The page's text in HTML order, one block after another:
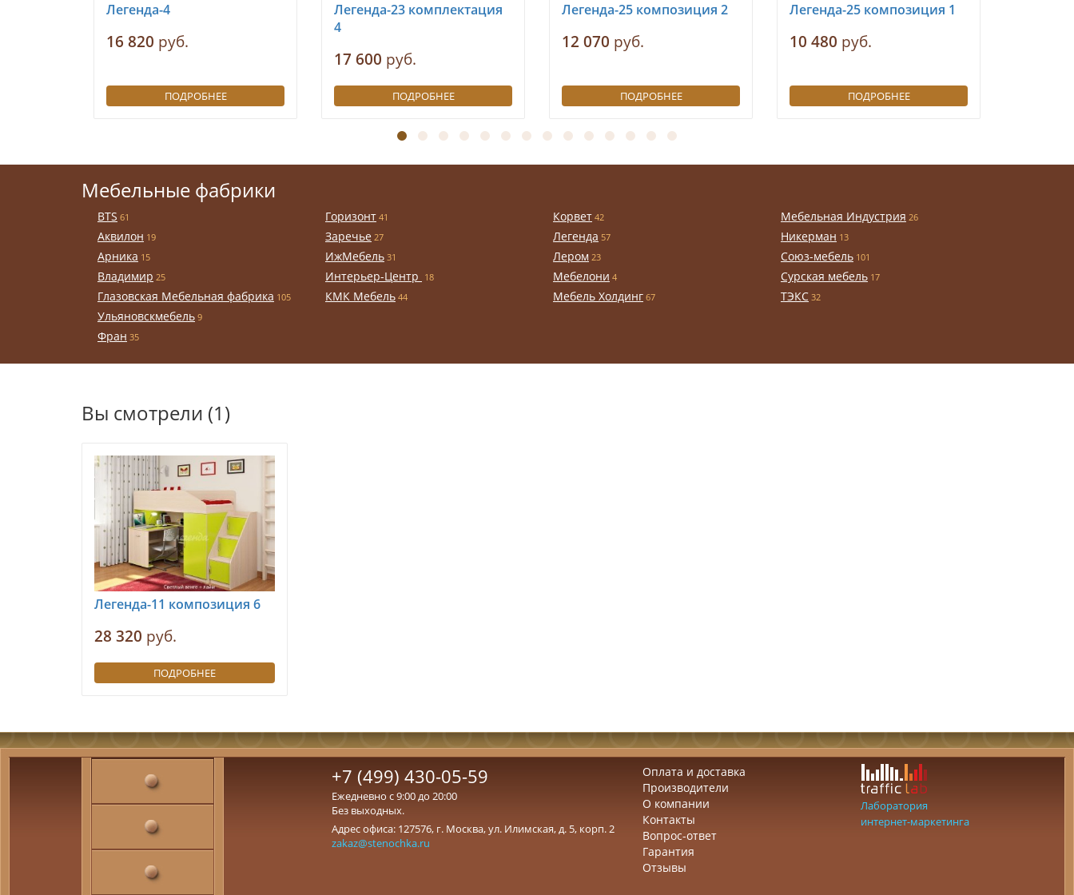
Легенда-4
16 820 руб.
ПОДРОБНЕЕ
Легенда-23 комплектация
4
17 600 руб.
ПОДРОБНЕЕ
Легенда-25 композиция 2
12 070 руб.
ПОДРОБНЕЕ
Легенда-25 композиция 1
10 480 руб.
ПОДРОБНЕЕ
Мебельные фабрики
BTS 61
Аквилон 19
Арника 15
Владимир 25
Глазовская Мебельная фабрика 105
Горизонт 41
Заречье 27
ИжМебель 31
Интерьер-Центр 18
КМК Мебель 44
Корвет 42
Легенда 57
Лером 23
Мебелони 4
Мебель Холдинг 67
Мебельная Индустрия 26
Никерман 13
Союз-мебель 101
Сурская мебель 17
ТЭКС 32
Ульяновскмебель 9
Фран 35
Вы смотрели (1)
Легенда-11 композиция 6
28 320 руб.
ПОДРОБНЕЕ
+7 (499) 430-05-59
Ежедневно с 9:00 до 20:00
Без выходных.
Адрес офиса: 127576, г. Москва, ул. Илимская, д. 5, корп. 2
zakaz@stenochka.ru
Оплата и доставка
Производители
О компании
Контакты
Вопрос-ответ
Гарантия
Отзывы
Лаборатория
интернет-маркетинга